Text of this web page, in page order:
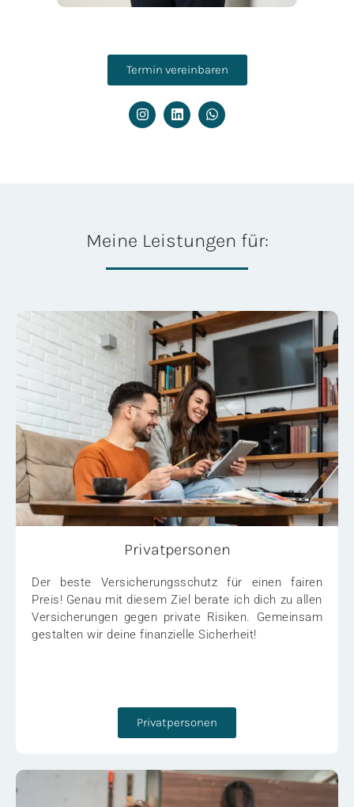
Termin vereinbaren
Meine Leistungen für:
Privatpersonen
Der beste Versicherungsschutz für einen fairen
Preis! Genau mit diesem Ziel berate ich dich zu allen
Versicherungen gegen private Risiken. Gemeinsam
gestalten wir deine finanzielle Sicherheit!
Privatpersonen